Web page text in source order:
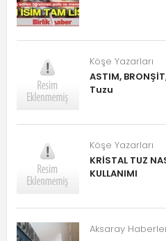
Köşe Yazarları
ASTIM,
Tuzu
Köşe Yazarları
KRİSTAL TUZ
KULLANIMI
Aksaray